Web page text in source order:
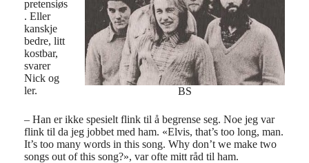
BS
pretensiøs
. Eller
kanskje
bedre, litt
kostbar,
svarer
Nick og
ler.
– Han er ikke spesielt flink til å begrense seg. Noe jeg var
flink til da jeg jobbet med ham. «Elvis, that’s too long, man.
It’s too many words in this song. Why don’t we make two
songs out of this song?», var ofte mitt råd til ham.